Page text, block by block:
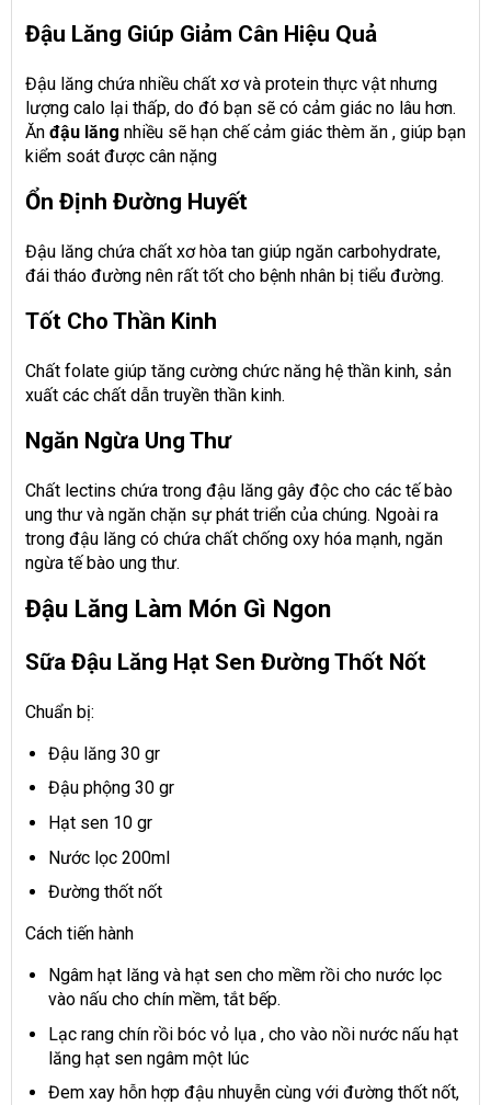
Đậu Lăng Giúp Giảm Cân Hiệu Quả
Đậu lăng chứa nhiều chất xơ và protein thực vật nhưng
lượng calo lại thấp, do đó bạn sẽ có cảm giác no lâu hơn.
Ăn đậu lăng nhiều sẽ hạn chế cảm giác thèm ăn , giúp bạn
kiểm soát được cân nặng
Ổn Định Đường Huyết
Đậu lăng chứa chất xơ hòa tan giúp ngăn carbohydrate,
đái tháo đường nên rất tốt cho bệnh nhân bị tiểu đường.
Tốt Cho Thần Kinh
Chất folate giúp tăng cường chức năng hệ thần kinh, sản
xuất các chất dẫn truyền thần kinh.
Ngăn Ngừa Ung Thư
Chất lectins chứa trong đậu lăng gây độc cho các tế bào
ung thư và ngăn chặn sự phát triển của chúng. Ngoài ra
trong đậu lăng có chứa chất chống oxy hóa mạnh, ngăn
ngừa tế bào ung thư.
Đậu Lăng Làm Món Gì Ngon
Sữa Đậu Lăng Hạt Sen Đường Thốt Nốt
Chuẩn bị:
Đậu lăng 30 gr
Đậu phộng 30 gr
Hạt sen 10 gr
Nước lọc 200ml
Đường thốt nốt
Cách tiến hành
Ngâm hạt lăng và hạt sen cho mềm rồi cho nước lọc
vào nấu cho chín mềm, tắt bếp.
Lạc rang chín rồi bóc vỏ lụa , cho vào nồi nước nấu hạt
lăng hạt sen ngâm một lúc
Đem xay hỗn hợp đậu nhuyễn cùng với đường thốt nốt,